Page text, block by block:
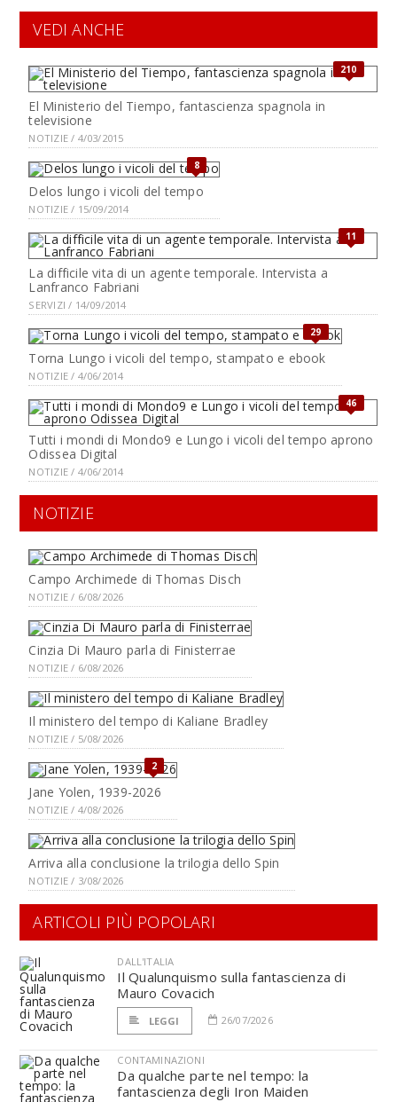
VEDI ANCHE
210
El Ministerio del Tiempo, fantascienza spagnola in
televisione
NOTIZIE / 4/03/2015
8
Delos lungo i vicoli del tempo
NOTIZIE / 15/09/2014
11
La difficile vita di un agente temporale. Intervista a
Lanfranco Fabriani
SERVIZI / 14/09/2014
29
Torna Lungo i vicoli del tempo, stampato e ebook
NOTIZIE / 4/06/2014
46
Tutti i mondi di Mondo9 e Lungo i vicoli del tempo aprono
Odissea Digital
NOTIZIE / 4/06/2014
NOTIZIE
Campo Archimede di Thomas Disch
NOTIZIE / 6/08/2026
Cinzia Di Mauro parla di Finisterrae
NOTIZIE / 6/08/2026
Il ministero del tempo di Kaliane Bradley
NOTIZIE / 5/08/2026
2
Jane Yolen, 1939-2026
NOTIZIE / 4/08/2026
Arriva alla conclusione la trilogia dello Spin
NOTIZIE / 3/08/2026
ARTICOLI PIÙ POPOLARI
DALL'ITALIA
Il Qualunquismo sulla fantascienza di
Mauro Covacich
LEGGI 26/07/2026
CONTAMINAZIONI
Da qualche parte nel tempo: la
fantascienza degli Iron Maiden